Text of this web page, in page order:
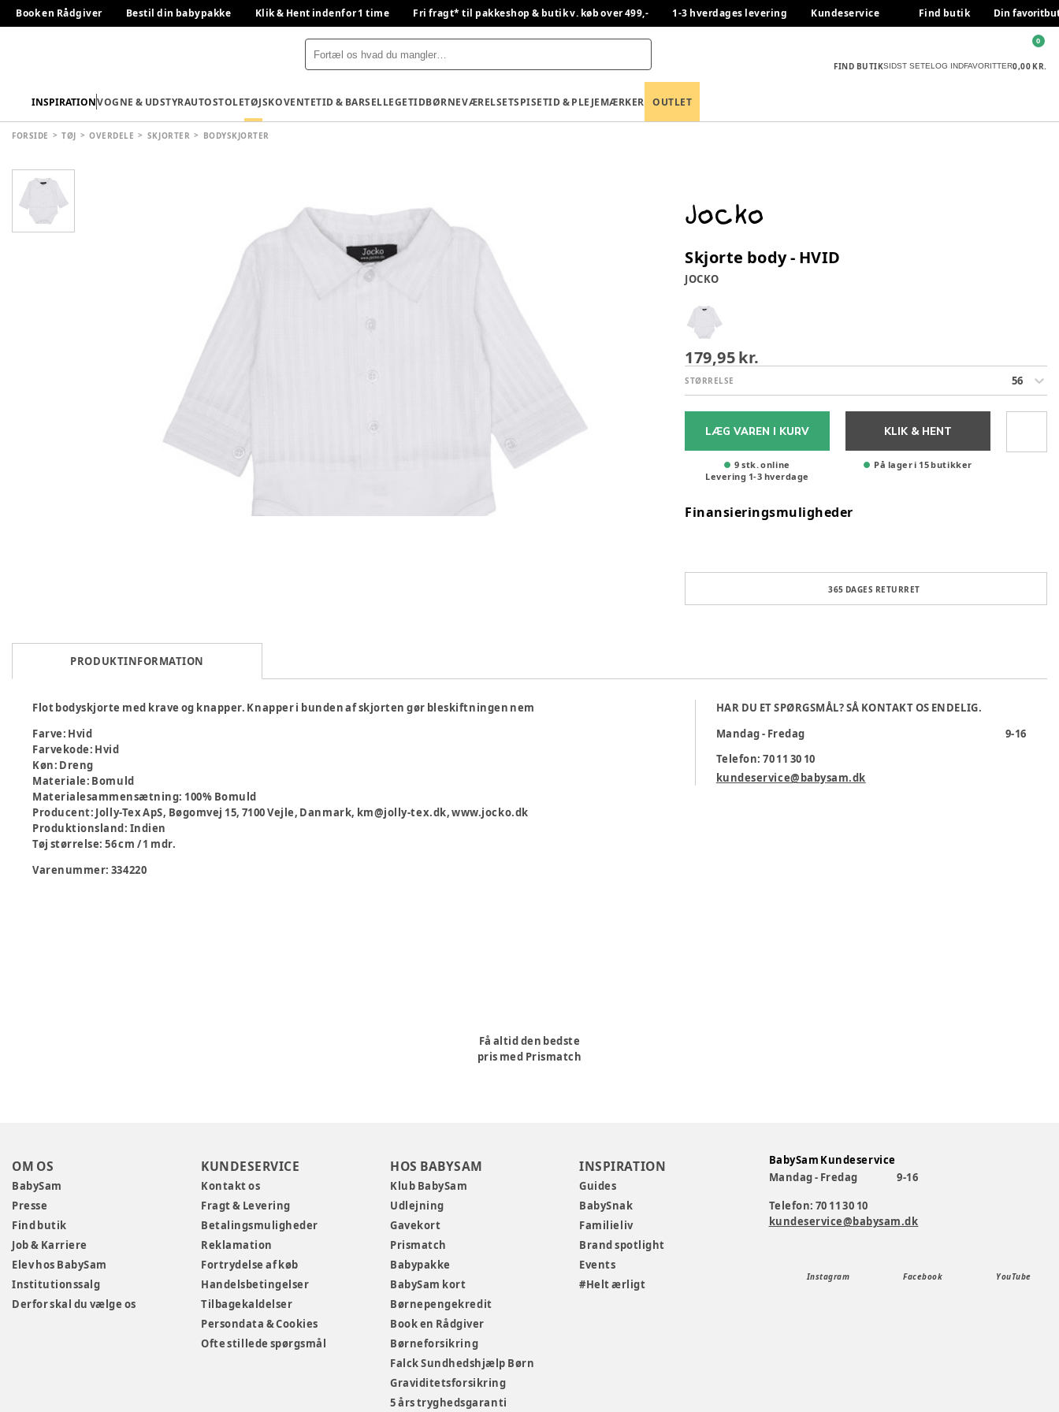
Book en Rådgiver Bestil din babypakke Klik & Hent indenfor 1 time Fri fragt* til pakkeshop & butik v. køb over 499,- 1-3 hverdages levering Kundeservice Find butik Din
FIND BUTIKSIDST SETELOG INDFAVORITTER0,00 KR.
0
INSPIRATIONVOGNE & UDSTYRAUTOSTOLETØJSKOVENTETID & BARSELLEGETIDBØRNEVÆRELSETSPISETID & PLEJEMÆRKER OUTLET
FORSIDE TØJ OVERDELE SKJORTER BODYSKJORTER
Skjorte body - HVID
JOCKO
179,95 kr.
STØRRELSE 56
LÆG VAREN I KURV
9 stk. online
Levering 1-3 hverdage
KLIK & HENT
På lager i 15 butikker
Finansieringsmuligheder
365 DAGES RETURRET
PRODUKTINFORMATION
Flot bodyskjorte med krave og knapper. Knapper i bunden af skjorten gør bleskiftningen nem
Farve: Hvid
Farvekode: Hvid
Køn: Dreng
Materiale: Bomuld
Materialesammensætning: 100% Bomuld
Producent: Jolly-Tex ApS, Bøgomvej 15, 7100 Vejle, Danmark, km@jolly-tex.dk, www.jocko.dk
Produktionsland: Indien
Tøj størrelse:56 cm / 1 mdr.
Varenummer: 334220
HAR DU ET SPØRGSMÅL? SÅ KONTAKT OS ENDELIG.
Mandag - Fredag
9-16
Telefon: 70 11 30 10
kundeservice@babysam.dk
Få altid den bedste
pris med Prismatch
OM OS
BabySam
Presse
Find butik
Job & Karriere
Elev hos BabySam
Institutionssalg
Derfor skal du vælge os
KUNDESERVICE
Kontakt os
Fragt & Levering
Betalingsmuligheder
Reklamation
Fortrydelse af køb
Handelsbetingelser
Tilbagekaldelser
Persondata & Cookies
Ofte stillede spørgsmål
HOS BABYSAM
Klub BabySam
Udlejning
Gavekort
Prismatch
Babypakke
BabySam kort
Børnepengekredit
Book en Rådgiver
Børneforsikring
Falck Sundhedshjælp Børn
Graviditetsforsikring
5 års tryghedsgaranti
INSPIRATION
Guides
BabySnak
Familieliv
Brand spotlight
Events
#Helt ærligt
BabySam Kundeservice
Mandag - Fredag
9-16
Telefon: 70 11 30 10
kundeservice@babysam.dk
Instagram Facebook YouTube